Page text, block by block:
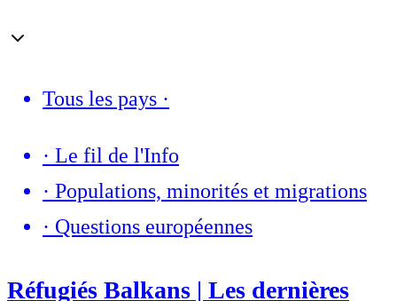
Tous les pays ·
· Le fil de l'Info
· Populations, minorités et migrations
· Questions européennes
Réfugiés Balkans | Les dernières